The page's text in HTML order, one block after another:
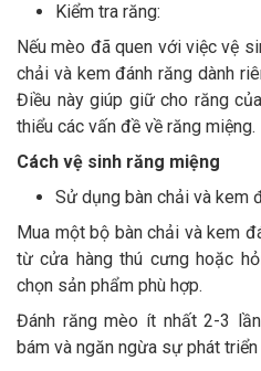
Kiểm tra răng:
Nếu mèo đã quen với việc vệ
chải và kem đánh răng dành
Điều này giúp giữ cho răng
thiểu các vấn đề về răng miệng.
Cách vệ sinh răng miệng
Sử dụng bàn chải và kem
Mua một bộ bàn chải và kem
từ cửa hàng thú cưng hoặc
chọn sản phẩm phù hợp.
Đánh răng mèo ít nhất 2-3
bám và ngăn ngừa sự phát